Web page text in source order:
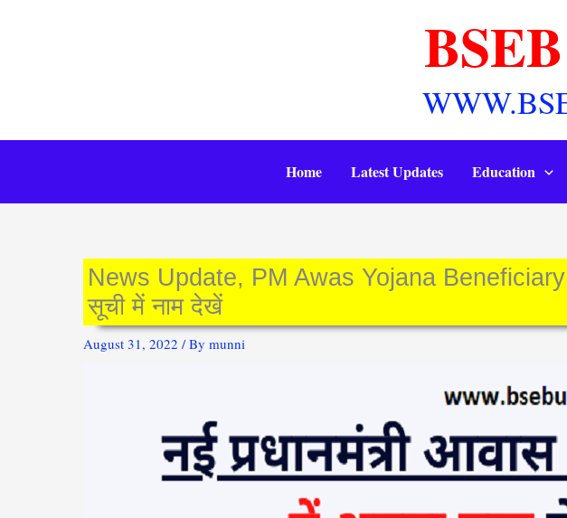
Home Latest Updates Education
News Update, PM Awas Yojana Beneficiary
सूची में नाम देखें
August 31, 2022 / By munni